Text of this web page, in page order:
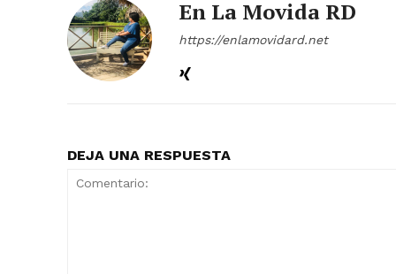
En La Movida RD
https://enlamovidard.net
DEJA UNA RESPUESTA